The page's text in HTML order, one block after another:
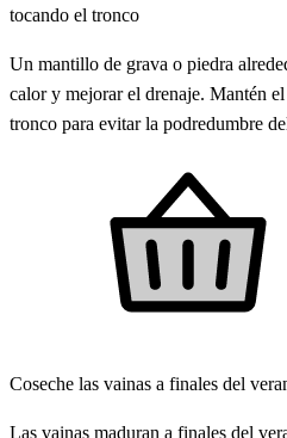
tocando el tronco
Un mantillo de grava o piedra
calor y mejorar el drenaje. Mantén
tronco para evitar la podredumbre
Coseche las vainas a finales del
Las vainas maduran a finales del